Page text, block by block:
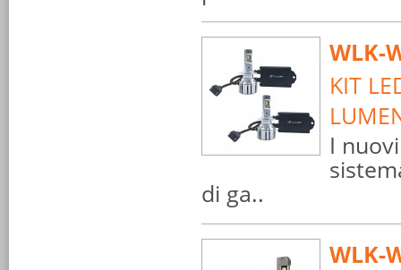
WLK-
KIT
I
di ga..
WLK-